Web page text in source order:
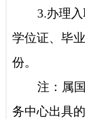
3.办理
学位证、毕
份。
注：属
务中心出具